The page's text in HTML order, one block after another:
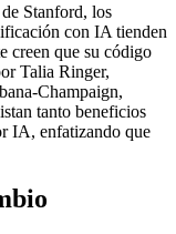
Stanford, los
con IA tienden
creen que su código
Talia Ringer,
Champaign,
tanto beneficios
IA, enfatizando que